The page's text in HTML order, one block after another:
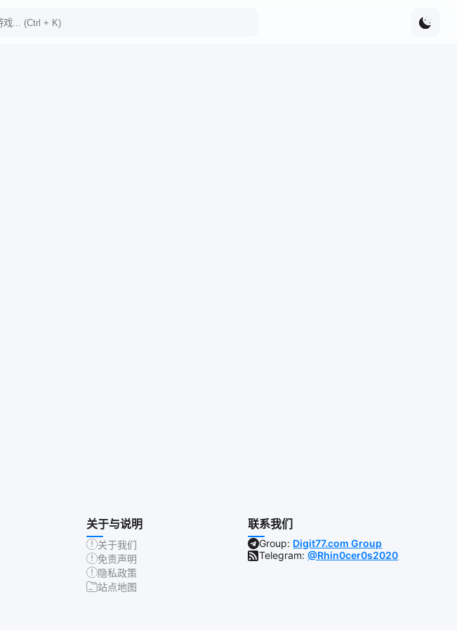
关于与说明
关于我们
免责声明
隐私政策
站点地图
联系我们
Group: Digit77.com Group
Telegram:@Rhin0cer0s2020